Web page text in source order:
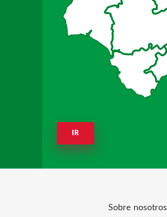
IR
Sobre nosotros